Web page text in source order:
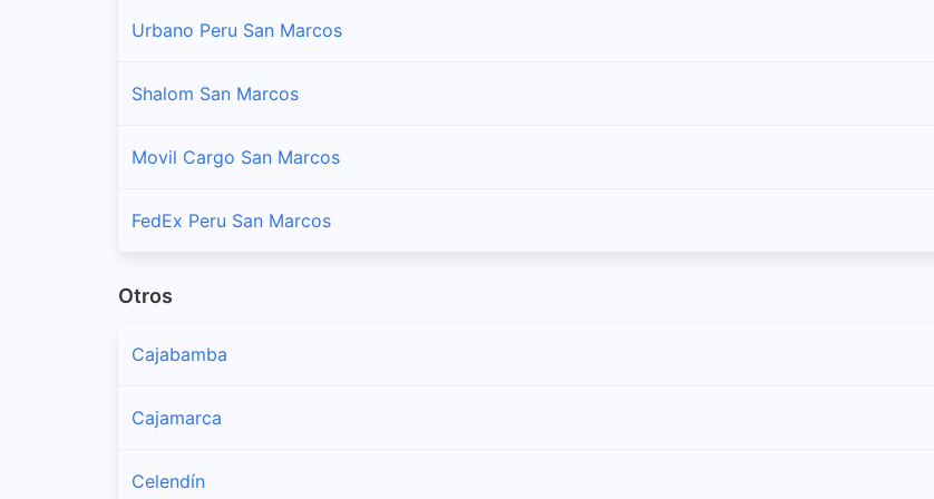
Urbano Peru San Marcos
Shalom San Marcos
Movil Cargo San Marcos
FedEx Peru San Marcos
Otros
Cajabamba
Cajamarca
Celendín